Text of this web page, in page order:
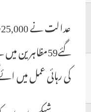
کی رہائی عمل میں